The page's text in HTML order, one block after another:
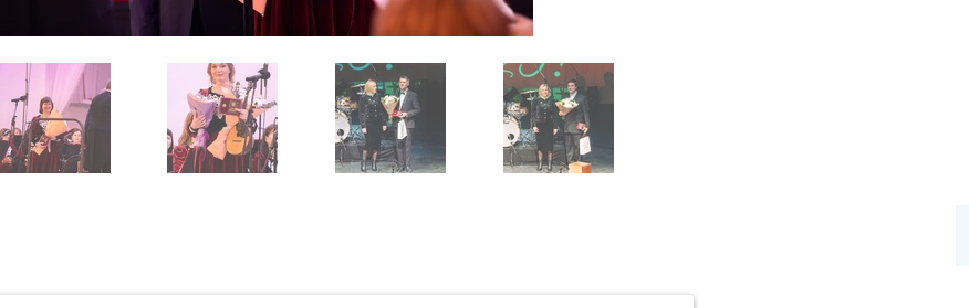
файлов Cookies и использование сервисов веб-аналитики «Яндекс.Метрика» компании ООО «ЯНДЕКС» (119021, Москва, ул. Льва